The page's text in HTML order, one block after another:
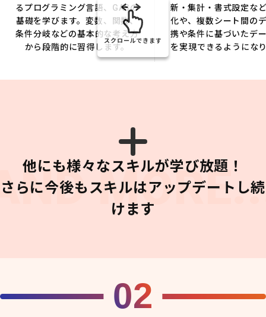
るプログラミング言語、GASの
基礎を学びます。変数、関数、
条件分岐などの基本的な考え方
から段階的に習得します。
新・集計・書式設定な
化や、複数シート間の
携や条件に基づいたデ
を実現できるようにな
スクロールできます
他にも様々なスキルが学び放題！
さらに今後もスキルはアップデートし続
けます
02